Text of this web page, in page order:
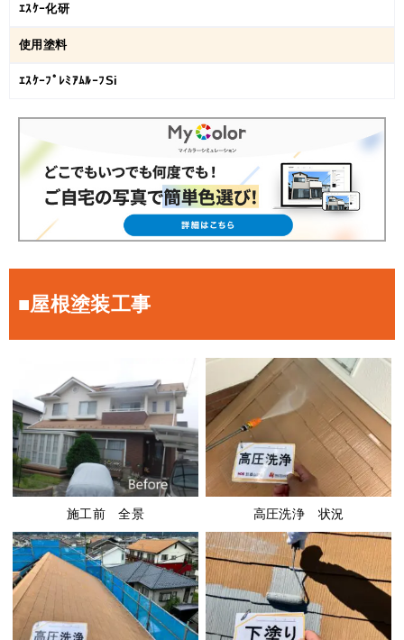
ｴｽｹｰ化研
使用塗料
ｴｽｹｰﾌﾟﾚﾐｱﾑﾙｰﾌSi
■屋根塗装工事
施工前 全景 高圧洗浄 状況